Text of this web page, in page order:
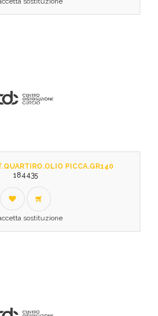
PICCA.GR140
184435
sostituzione